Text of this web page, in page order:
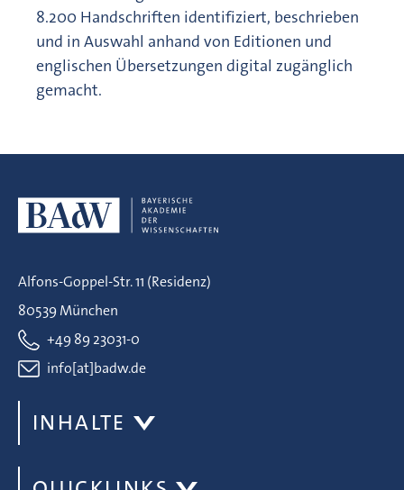
8.200 Handschriften identifiziert, beschrieben
und in Auswahl anhand von Editionen und
englischen Übersetzungen digital zugänglich
gemacht.
Alfons-Goppel-Str. 11 (Residenz)
80539 München
+49 89 23031-0
info[at]badw.de
INHALTE